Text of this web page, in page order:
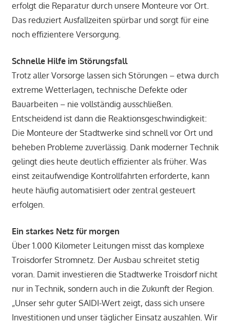
erfolgt die Reparatur durch unsere Monteure vor Ort.
Das reduziert Ausfallzeiten spürbar und sorgt für eine
noch effizientere Versorgung.
Schnelle Hilfe im Störungsfall
Trotz aller Vorsorge lassen sich Störungen – etwa durch
extreme Wetterlagen, technische Defekte oder
Bauarbeiten – nie vollständig ausschließen.
Entscheidend ist dann die Reaktionsgeschwindigkeit:
Die Monteure der Stadtwerke sind schnell vor Ort und
beheben Probleme zuverlässig. Dank moderner Technik
gelingt dies heute deutlich effizienter als früher. Was
einst zeitaufwendige Kontrollfahrten erforderte, kann
heute häufig automatisiert oder zentral gesteuert
erfolgen.
Ein starkes Netz für morgen
Über 1.000 Kilometer Leitungen misst das komplexe
Troisdorfer Stromnetz. Der Ausbau schreitet stetig
voran. Damit investieren die Stadtwerke Troisdorf nicht
nur in Technik, sondern auch in die Zukunft der Region.
„Unser sehr guter SAIDI-Wert zeigt, dass sich unsere
Investitionen und unser täglicher Einsatz auszahlen. Wir